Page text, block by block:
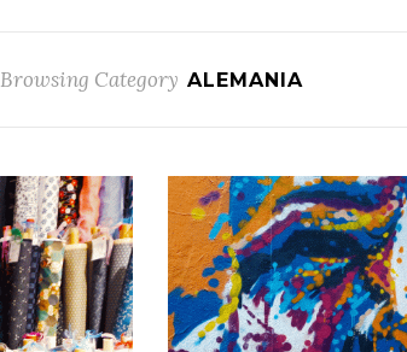
Browsing Category ALEMANIA